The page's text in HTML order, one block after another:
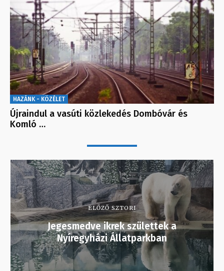
HAZÁNK - KÖZÉLET
Újraindul a vasúti közlekedés Dombóvár és
Komló …
ELŐZŐ SZTORI
Jegesmedve ikrek születtek a
Nyíregyházi Állatparkban